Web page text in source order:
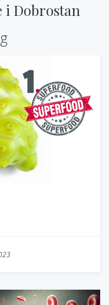
i Dobrostan